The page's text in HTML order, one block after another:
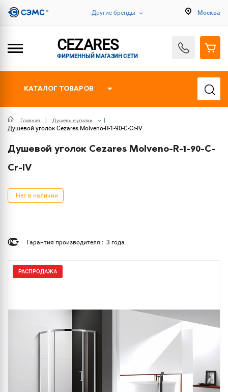
Другие бренды Москва
CEZARES
ФИРМЕННЫЙ МАГАЗИН СЕТИ
КАТАЛОГ ТОВАРОВ
Главная Душевые уголки
Душевой уголок Cezares Molveno-R-1-90-C-Cr-IV
Душевой уголок Cezares Molveno-R-1-90-C-
Cr-IV
Нет в наличии
Гарантия производителя : 3 года
РАСПРОДАЖА